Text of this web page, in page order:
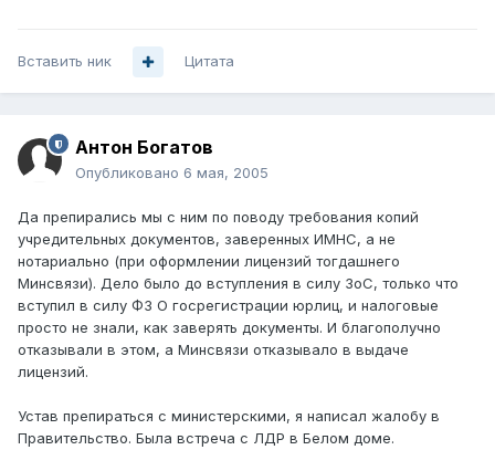
Вставить ник Цитата
Антон Богатов
Опубликовано 6 мая, 2005
Да препирались мы с ним по поводу требования копий
учредительных документов, заверенных ИМНС, а не
нотариально (при оформлении лицензий тогдашнего
Минсвязи). Дело было до вступления в силу ЗоС, только что
вступил в силу ФЗ О госрегистрации юрлиц, и налоговые
просто не знали, как заверять документы. И благополучно
отказывали в этом, а Минсвязи отказывало в выдаче
лицензий.
Устав препираться с министерскими, я написал жалобу в
Правительство. Была встреча с ЛДР в Белом доме.